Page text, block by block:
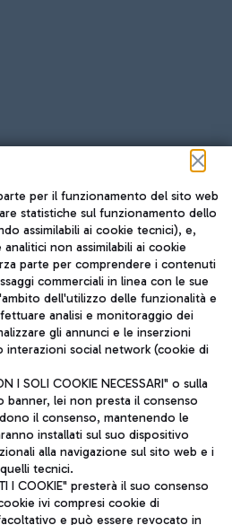
JOURNAL
ITA
soggetta a direzione e
Imprese di Roma 13032990155 P.
per il funzionamento del sito web
statistiche sul funzionamento dello
assimilabili ai cookie tecnici), e,
non assimilabili ai cookie
parte per comprendere i contenuti
commerciali in linea con le sue
dell'utilizzo delle funzionalità e
analisi e monitoraggio dei
gli annunci e le inserzioni
interazioni social network (cookie di
I SOLI COOKIE NECESSARI" o sulla
banner, lei non presta il consenso
il consenso, mantenendo le
installati sul suo dispositivo
alla navigazione sul sito web e i
tecnici.
I COOKIE" presterà il suo consenso
ivi compresi cookie di
e può essere revocato in